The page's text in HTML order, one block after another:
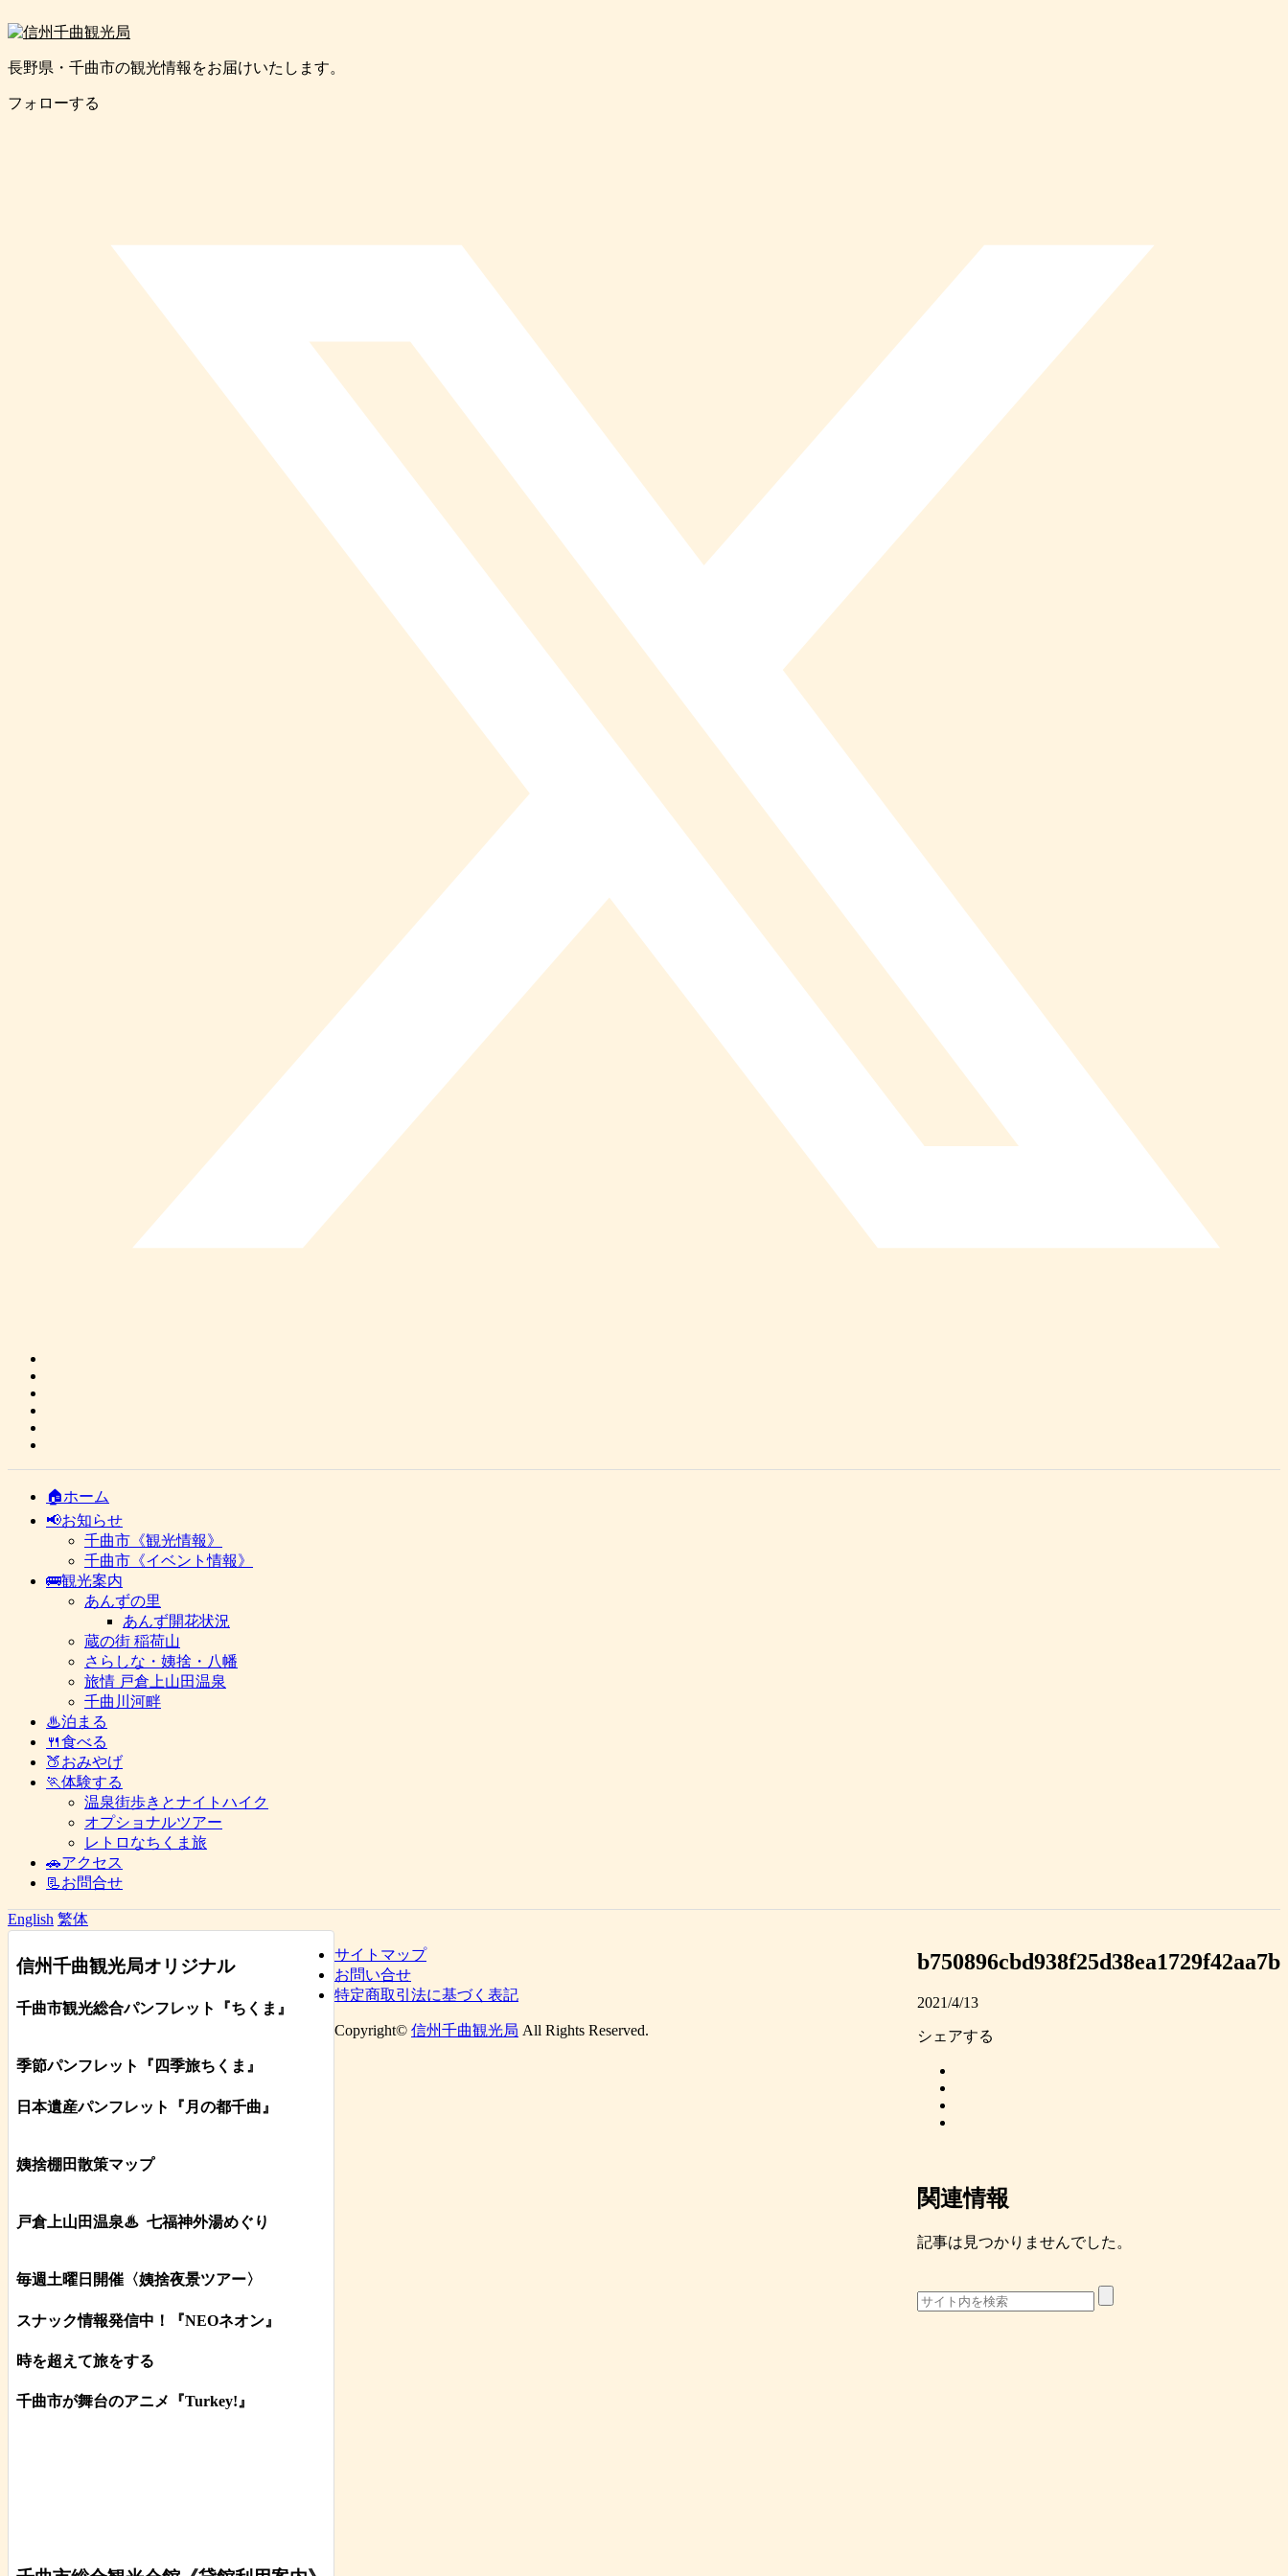
長野県・千曲市の観光情報をお届けいたします。
フォローする
🏠ホーム
📢お知らせ
千曲市《観光情報》
千曲市《イベント情報》
🚌観光案内
あんずの里
あんず開花状況
蔵の街 稲荷山
さらしな・姨捨・八幡
旅情 戸倉上山田温泉
千曲川河畔
♨泊まる
🍴食べる
🍑おみやげ
🏃体験する
温泉街歩きとナイトハイク
オプショナルツアー
レトロなちくま旅
🚗アクセス
📃お問合せ
English 繁体
b750896cbd938f25d38ea1729f42aa7b
2021/4/13
シェアする
関連情報
記事は見つかりませんでした。
信州千曲観光局オリジナル
千曲市観光総合パンフレット 『ちくま 』
季節パンフレット『四季旅ちくま』
日本遺産パンフレット 『月の都千曲 』
姨捨棚田散策マップ
戸倉上山田温泉♨ 七福神外湯めぐり
毎週土曜日開催〈姨捨夜景ツアー〉
スナック情報発信中！『NEOネオン』
時を超えて旅をする
千曲市が舞台のアニメ『Turkey!』
サイトマップ
お問い合せ
特定商取引法に基づく表記
Copyright© 信州千曲観光局 All Rights Reserved.